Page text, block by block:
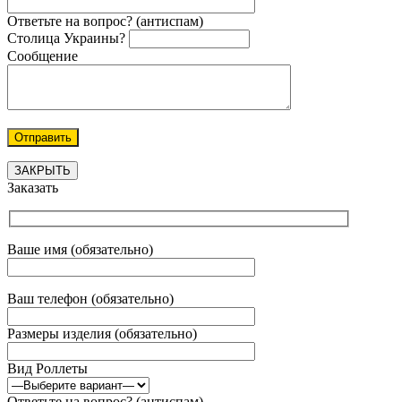
Ответьте на вопрос? (антиспам)
Столица Украины?
Сообщение
ЗАКРЫТЬ
Заказать
Ваше имя (обязательно)
Ваш телефон (обязательно)
Размеры изделия (обязательно)
Вид Роллеты